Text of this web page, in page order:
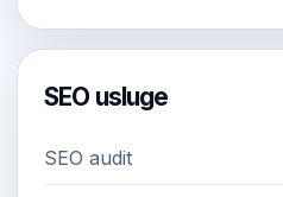
SEO usluge
SEO audit